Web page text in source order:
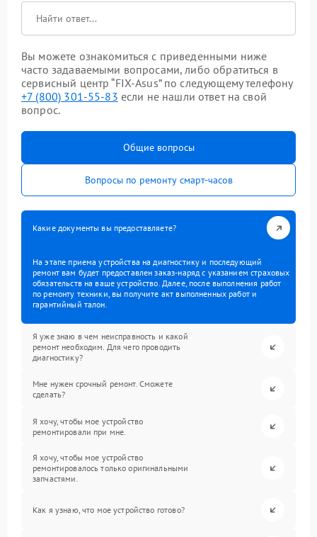
Вы можете ознакомиться с приведенными ниже
часто задаваемыми вопросами, либо обратиться в
сервисный центр “FIX-Asus” по следующему телефону
+7 (800) 301-55-83 если не нашли ответ на свой
вопрос.
Общие вопросы
Вопросы по ремонту смарт-часов
Какие документы вы предоставляете?
На этапе приема устройства на диагностику и последующий
ремонт вам будет предоставлен заказ-наряд с указанием страховых
обязательств на ваше устройство. Далее, после выполнения работ
по ремонту техники, вы получите акт выполненных работ и
гарантийный талон.
Я уже знаю в чем неисправность и какой
ремонт необходим. Для чего проводить
диагностику?
Мне нужен срочный ремонт. Сможете
сделать?
Я хочу, чтобы мое устройство
ремонтировали при мне.
Я хочу, чтобы мое устройство
ремонтировалось только оригинальными
запчастями.
Как я узнаю, что мое устройство готово?